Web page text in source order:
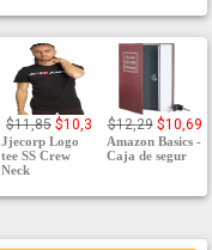
$11,85 $10,3
Jjecorp Logo
tee SS Crew
Neck
$12,29 $10,69
Amazon Basics -
Caja de segur